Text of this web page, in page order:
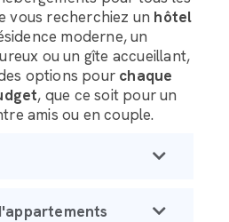
vous recherchiez un hôtel
moderne, un
ou un gîte accueillant,
options pour chaque
, que ce soit pour un
amis ou en couple.